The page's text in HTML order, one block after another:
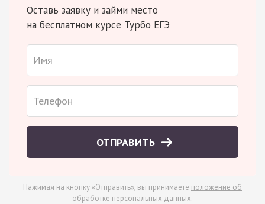
Оставь заявку и займи место
на бесплатном курсе Турбо ЕГЭ
ОТПРАВИТЬ
Нажимая на кнопку «Отправить», вы принимаете положение об
обработке персональных данных.